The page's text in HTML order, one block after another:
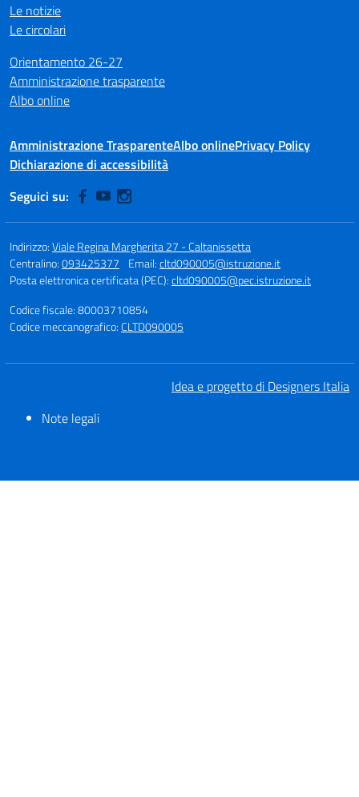
Le notizie
Le circolari
Orientamento 26-27
Amministrazione trasparente
Albo online
Amministrazione TrasparenteAlbo onlinePrivacy Policy
Dichiarazione di accessibilità
Seguici su:
Indirizzo:Viale Regina Margherita 27 - Caltanissetta
Centralino:093425377 Email:cltd090005@istruzione.it
Posta elettronica certificata (PEC):cltd090005@pec.istruzione.it
Codice fiscale: 80003710854
Codice meccanografico:CLTD090005
Idea e progetto di Designers Italia
Note legali